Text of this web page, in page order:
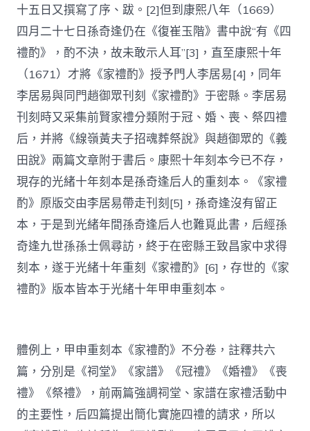
十五日又撰寫了序、跋。[2]但到康熙八年（1669）
四月二十七日孫奇逢仍在《復崔玉階》書中說“有《四
禮酌》，酌不決，故未敢示人耳”[3]，直至康熙十年
（1671）才將《家禮酌》授予門人李居易[4]，同年
李居易與同門趙御眾刊刻《家禮酌》于密縣。李居易
刊刻時又采集前賢家禮分類附于冠、婚、喪、祭四禮
后，并將《線嶺黃夫子招魂葬祭說》與趙御眾的《義
田說》兩篇文章附于書后。康熙十年刻本今已不存，
現存的光緒十年刻本是孫奇逢后人的重刻本。《家禮
酌》原版交由李居易帶走刊刻[5]，孫奇逢沒有留正
本，于是到光緒年間孫奇逢后人也難覓此書，后經孫
奇逢九世孫孫士佩尋訪，終于在密縣王致昌家中求得
刻本，遂于光緒十年重刻《家禮酌》[6]，存世的《家
禮酌》版本皆本于光緒十年甲申重刻本。
體例上，甲申重刻本《家禮酌》不分卷，註釋共六
篇，分別是《祠堂》《家譜》《冠禮》《婚禮》《喪
禮》《祭禮》，前兩篇強調祠堂、家譜在家禮活動中
的主要性，后四篇提出簡化實施四禮的請求，所以